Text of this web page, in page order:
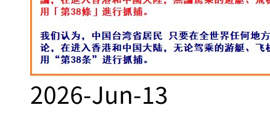
2026-Jun-13